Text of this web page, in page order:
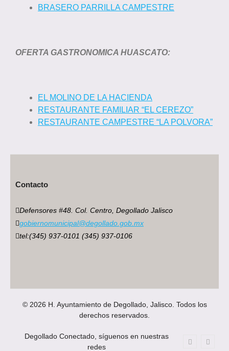
BRASERO PARRILLA CAMPESTRE
OFERTA GASTRONOMICA HUASCATO:
EL MOLINO DE LA HACIENDA
RESTAURANTE FAMILIAR “EL CEREZO”
RESTAURANTE CAMPESTRE “LA POLVORA”
Contacto
Defensores #48. Col. Centro, Degollado Jalisco
gobiernomunicipal@degollado.gob.mx
tel:(345) 937-0101 (345) 937-0106
© 2026 H. Ayuntamiento de Degollado, Jalisco. Todos los
derechos reservados.
Degollado Conectado, síguenos en nuestras
redes